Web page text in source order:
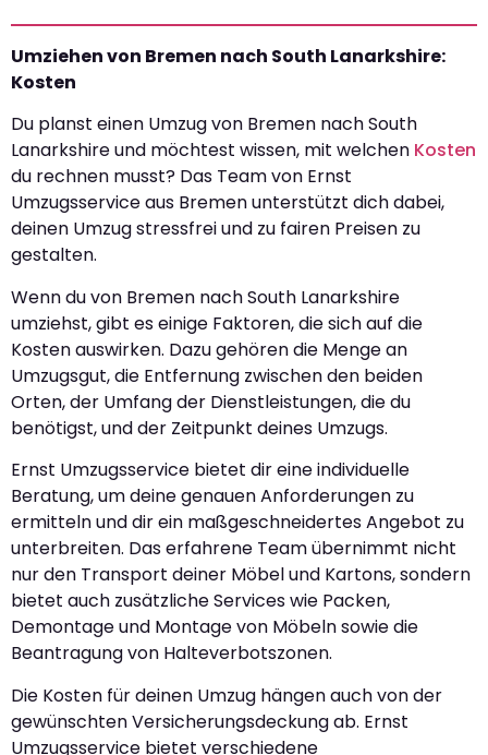
Umziehen von Bremen nach South Lanarkshire:
Kosten
Du planst einen Umzug von Bremen nach South
Lanarkshire und möchtest wissen, mit welchen Kosten
du rechnen musst? Das Team von Ernst
Umzugsservice aus Bremen unterstützt dich dabei,
deinen Umzug stressfrei und zu fairen Preisen zu
gestalten.
Wenn du von Bremen nach South Lanarkshire
umziehst, gibt es einige Faktoren, die sich auf die
Kosten auswirken. Dazu gehören die Menge an
Umzugsgut, die Entfernung zwischen den beiden
Orten, der Umfang der Dienstleistungen, die du
benötigst, und der Zeitpunkt deines Umzugs.
Ernst Umzugsservice bietet dir eine individuelle
Beratung, um deine genauen Anforderungen zu
ermitteln und dir ein maßgeschneidertes Angebot zu
unterbreiten. Das erfahrene Team übernimmt nicht
nur den Transport deiner Möbel und Kartons, sondern
bietet auch zusätzliche Services wie Packen,
Demontage und Montage von Möbeln sowie die
Beantragung von Halteverbotszonen.
Die Kosten für deinen Umzug hängen auch von der
gewünschten Versicherungsdeckung ab. Ernst
Umzugsservice bietet verschiedene